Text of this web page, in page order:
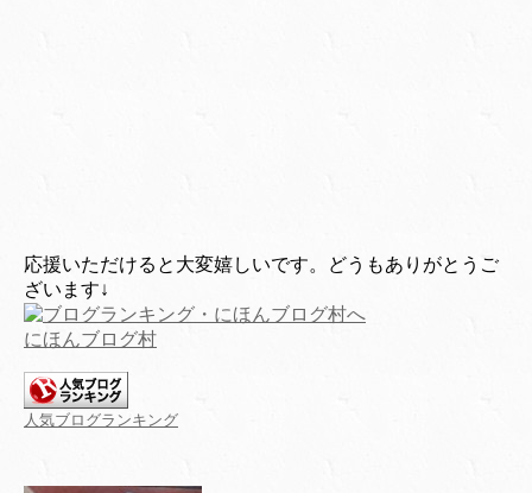
応援いただけると大変嬉しいです。どうもありがとうご
ざいます↓
にほんブログ村
人気ブログランキング